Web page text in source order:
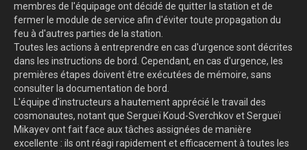
membres de l'équipage ont décidé de quitter la station et de
fermer le module de service afin d'éviter toute propagation du
feu à d'autres parties de la station.
Toutes les actions à entreprendre en cas d'urgence sont décrites
dans les instructions de bord. Cependant, en cas d'urgence, les
premières étapes doivent être exécutées de mémoire, sans
consulter la documentation de bord.
L'équipe d'instructeurs a hautement apprécié le travail des
cosmonautes, notant que Sergueï Koud-Sverchkov et Sergueï
Mikayev ont fait face aux tâches assignées de manière
excellente : ils ont réagi rapidement et efficacement à toutes les